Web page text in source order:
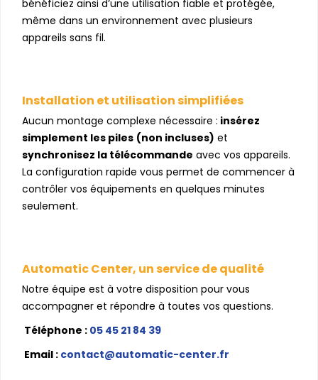
bénéficiez ainsi d’une utilisation fiable et protégée,
même dans un environnement avec plusieurs
appareils sans fil.
Installation et utilisation simplifiées
Aucun montage complexe nécessaire : insérez
simplement les piles (non incluses) et
synchronisez la télécommande avec vos appareils.
La configuration rapide vous permet de commencer à
contrôler vos équipements en quelques minutes
seulement.
Automatic Center, un service de qualité
Notre équipe est à votre disposition pour vous
accompagner et répondre à toutes vos questions.
Téléphone : 05 45 21 84 39
Email : contact@automatic-center.fr